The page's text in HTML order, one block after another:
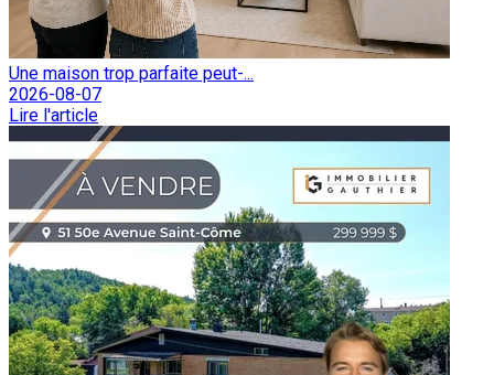
Une maison trop parfaite peut-...
2026-08-07
Lire l'article